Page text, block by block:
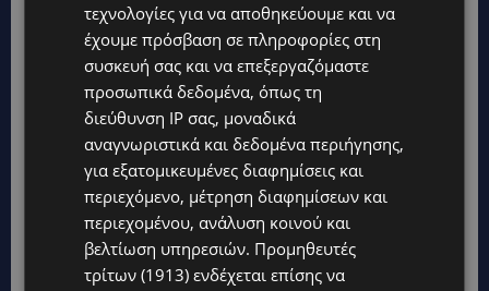
τεχνολογίες για να αποθηκεύουμε και να
έχουμε πρόσβαση σε πληροφορίες στη
συσκευή σας και να επεξεργαζόμαστε
προσωπικά δεδομένα, όπως τη
διεύθυνση IP σας, μοναδικά
αναγνωριστικά και δεδομένα περιήγησης,
για εξατομικευμένες διαφημίσεις και
περιεχόμενο, μέτρηση διαφημίσεων και
περιεχομένου, ανάλυση κοινού και
βελτίωση υπηρεσιών. Προμηθευτές
τρίτων (1913) ενδέχεται επίσης να